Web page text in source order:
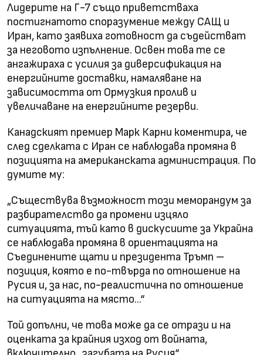
Лидерите на Г-7 също приветстваха
постигнатото споразумение между САЩ и
Иран, като заявиха готовност да съдействат
за неговото изпълнение. Освен това те се
ангажираха с усилия за диверсификация на
енергийните доставки, намаляване на
зависимостта от Ормузкия пролив и
увеличаване на енергийните резерви.
Канадският премиер Марк Карни коментира, че
след сделката с Иран се наблюдава промяна в
позицията на американската администрация. По
думите му:
„Съществува възможност този меморандум за
разбирателство да промени изцяло
ситуацията, тъй като в дискусиите за Украйна
се наблюдава промяна в ориентацията на
Съединените щати и президента Тръмп –
позиция, която е по-твърда по отношение на
Русия и, за нас, по-реалистична по отношение
на ситуацията на място…“
Той допълни, че това може да се отрази и на
оценката за крайния изход от войната,